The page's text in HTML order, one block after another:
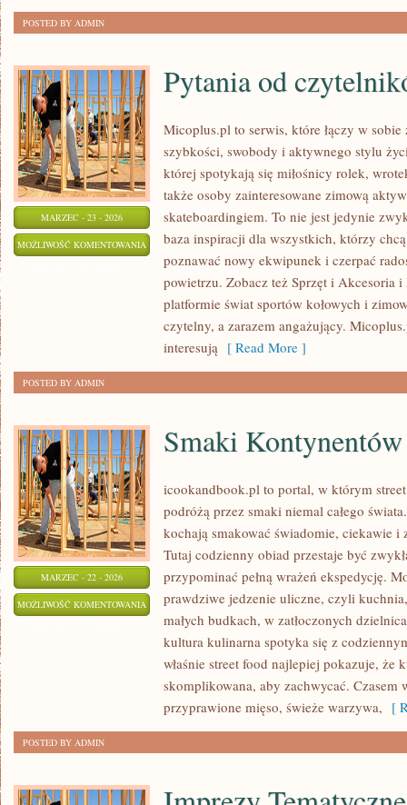
POSTED BY ADMIN
MARZEC - 23 - 2026
MOŻLIWOŚĆ KOMENTOWANIA PYTANIA
CZYTELNIKÓW
Pytania od
Micoplus.pl to serwis, które łączy w sobie
szybkości, swobody i aktywnego stylu
której spotykają się miłośnicy rolek,
także osoby zainteresowane zimową
skateboardingiem. To nie jest jedynie
baza inspiracji dla wszystkich, którzy
poznawać nowy ekwipunek i czerpać
powietrzu. Zobacz też Sprzęt i Akcesoria
platformie świat sportów kołowych i
czytelny, a zarazem angażujący.
interesują [ Read More ]
POSTED BY ADMIN
MARZEC - 22 - 2026
MOŻLIWOŚĆ KOMENTOWANIA SMAKI
KONTYNENTÓW
Smaki Kontynentów
icookandbook.pl to portal, w którym
podróżą przez smaki niemal całego
kochają smakować świadomie, ciekawie i
Tutaj codzienny obiad przestaje być
przypominać pełną wrażeń ekspedycję.
prawdziwe jedzenie uliczne, czyli
małych budkach, w zatłoczonych
kultura kulinarna spotyka się z
właśnie street food najlepiej pokazuje, że
skomplikowana, aby zachwycać. Czasem
przyprawione mięso, świeże warzywa, [
POSTED BY ADMIN